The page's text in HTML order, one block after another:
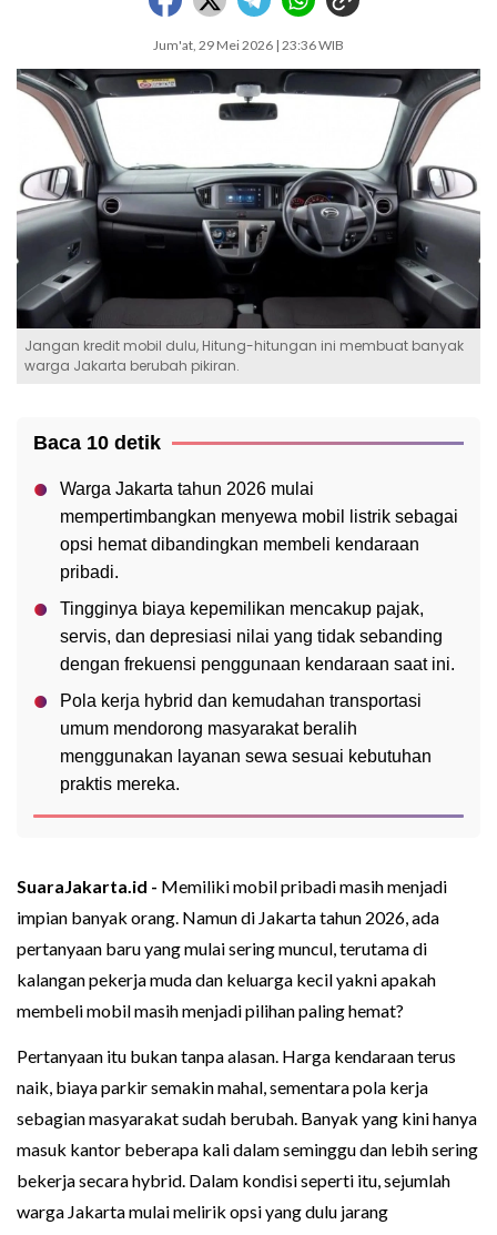
Jum'at, 29 Mei 2026 | 23:36 WIB
Jangan kredit mobil dulu, Hitung-hitungan ini membuat banyak
warga Jakarta berubah pikiran.
Baca 10 detik
Warga Jakarta tahun 2026 mulai
mempertimbangkan menyewa mobil listrik sebagai
opsi hemat dibandingkan membeli kendaraan
pribadi.
Tingginya biaya kepemilikan mencakup pajak,
servis, dan depresiasi nilai yang tidak sebanding
dengan frekuensi penggunaan kendaraan saat ini.
Pola kerja hybrid dan kemudahan transportasi
umum mendorong masyarakat beralih
menggunakan layanan sewa sesuai kebutuhan
praktis mereka.
SuaraJakarta.id - Memiliki mobil pribadi masih menjadi
impian banyak orang. Namun di Jakarta tahun 2026, ada
pertanyaan baru yang mulai sering muncul, terutama di
kalangan pekerja muda dan keluarga kecil yakni apakah
membeli mobil masih menjadi pilihan paling hemat?
Pertanyaan itu bukan tanpa alasan. Harga kendaraan terus
naik, biaya parkir semakin mahal, sementara pola kerja
sebagian masyarakat sudah berubah. Banyak yang kini hanya
masuk kantor beberapa kali dalam seminggu dan lebih sering
bekerja secara hybrid. Dalam kondisi seperti itu, sejumlah
warga Jakarta mulai melirik opsi yang dulu jarang